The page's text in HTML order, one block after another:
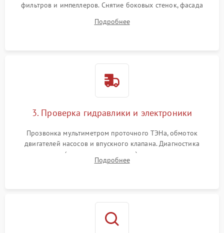
фильтров и импеллеров. Снятие боковых стенок, фасада
циркуляционному насосу, ТЭНу и сливной помпе.
Подробнее
3. Проверка гидравлики и электроники
Прозвонка мультиметром проточного ТЭНа, обмоток
двигателей насосов и впускного клапана. Диагностика
прессостата (датчика уровня воды), датчика мутности,
концевика дверцы и электронного модуля управления.
Подробнее